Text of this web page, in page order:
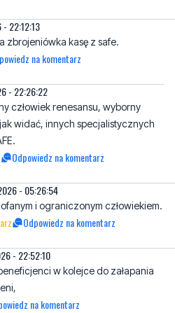
- 22:12:13
zbrojeniówka kasę z safe.
na komentarz
- 22:26:22
człowiek renesansu, wyborny
widać, innych specjalistycznych
Odpowiedz na komentarz
- 05:26:54
i ograniczonym człowiekiem.
Odpowiedz na komentarz
- 22:52:10
w kolejce do załapania
na komentarz